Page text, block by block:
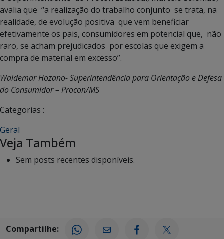
avalia que “a realização do trabalho conjunto se trata, na
realidade, de evolução positiva que vem beneficiar
efetivamente os pais, consumidores em potencial que, não
raro, se acham prejudicados por escolas que exigem a
compra de material em excesso”.
Waldemar Hozano- Superintendência para Orientação e Defesa
do Consumidor – Procon/MS
Categorias :
Geral
Veja Também
Sem posts recentes disponíveis.
Compartilhe: